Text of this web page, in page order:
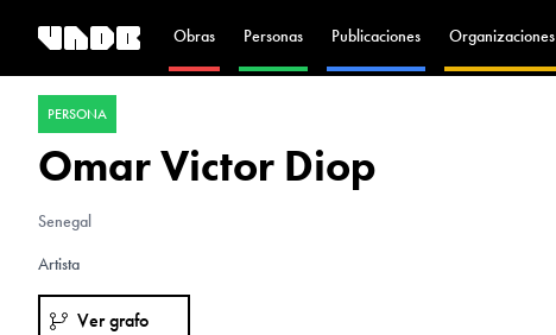
Obras Personas Publicaciones Organizaciones
PERSONA
Omar Victor Diop
Senegal
Artista
Ver grafo